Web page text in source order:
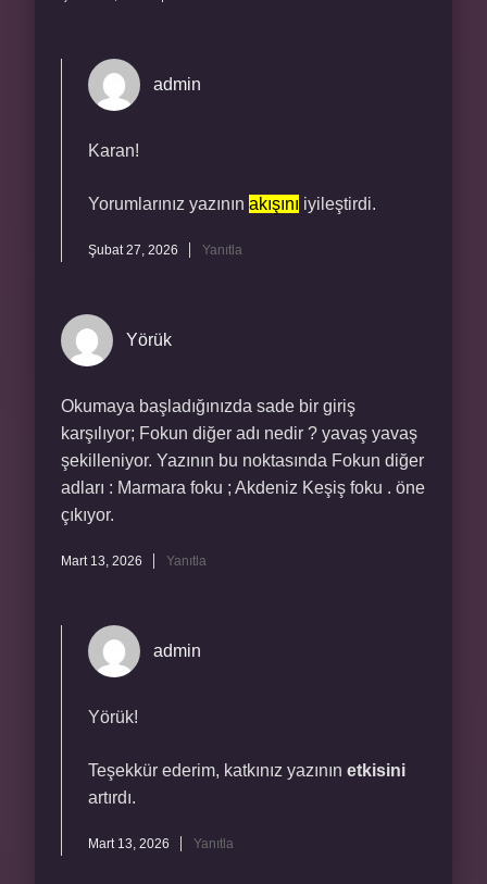
admin
Karan!
Yorumlarınız yazının akışını iyileştirdi.
Şubat 27, 2026 Yanıtla
Yörük
Okumaya başladığınızda sade bir giriş
karşılıyor; Fokun diğer adı nedir ? yavaş yavaş
şekilleniyor. Yazının bu noktasında Fokun diğer
adları : Marmara foku ; Akdeniz Keşiş foku . öne
çıkıyor.
Mart 13, 2026 Yanıtla
admin
Yörük!
Teşekkür ederim, katkınız yazının etkisini
artırdı.
Mart 13, 2026 Yanıtla